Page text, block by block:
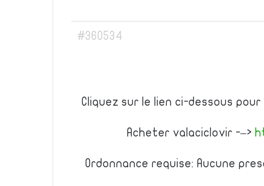
#360534
Cliquez sur le lien ci-dessous
Acheter valaciclovir -–>
Ordonnance requise: Aucune